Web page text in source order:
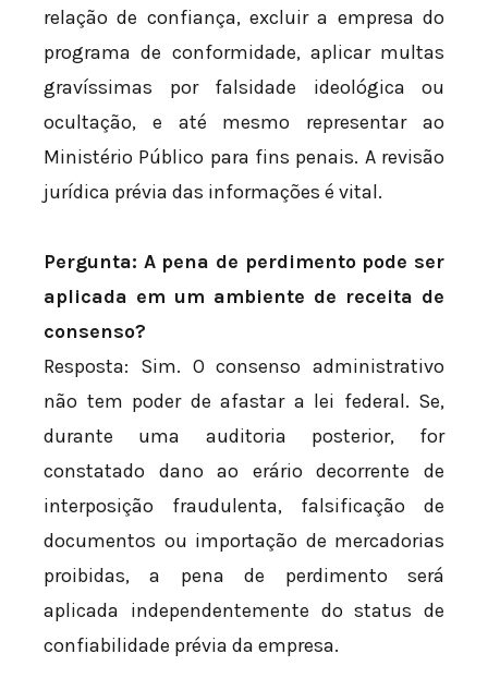
relação de confiança, excluir a empresa do
programa de conformidade, aplicar multas
gravíssimas por falsidade ideológica ou
ocultação, e até mesmo representar ao
Ministério Público para fins penais. A revisão
jurídica prévia das informações é vital.
Pergunta: A pena de perdimento pode ser
aplicada em um ambiente de receita de
consenso?
Resposta: Sim. O consenso administrativo
não tem poder de afastar a lei federal. Se,
durante uma auditoria posterior, for
constatado dano ao erário decorrente de
interposição fraudulenta, falsificação de
documentos ou importação de mercadorias
proibidas, a pena de perdimento será
aplicada independentemente do status de
confiabilidade prévia da empresa.